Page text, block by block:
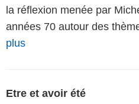
la réflexion menée par
années 70 autour des
plus
Etre et avoir été